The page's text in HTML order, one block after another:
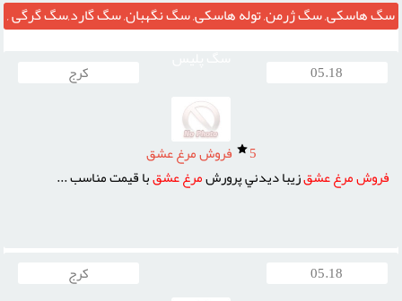
سگ هاسکی, سگ ژرمن, توله هاسکی, سگ نگهبان, سگ گارد,سگ گرگی ,
سگ شکار, سگ پلیس, سگ زنده یاب ,مربی تربیت سگ پلیس, پرورش
05.18 کرج
5
فروش مرغ عشق
فروشمرغعشقزيبا ديدني پرورشمرغعشقبا قيمت مناسب ...
05.18 کرج